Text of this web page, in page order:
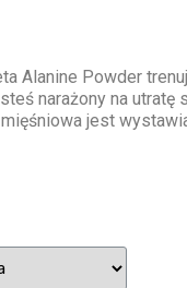
Alanine Powder
narażony na utratę
jest